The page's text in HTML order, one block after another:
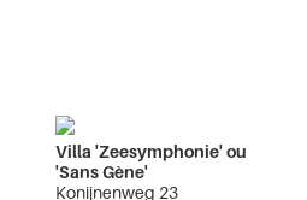
Villa 'Zeesymphonie' ou
'Sans Gène'
Konijnenweg 23